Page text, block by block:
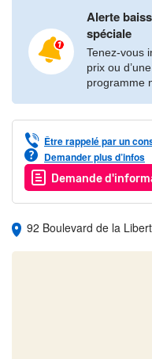
Alerte
spéciale
Tenez-vous
prix ou
programme
Être rappelé par un
Demander plus d’infos
Demande
92 Boulevard de la